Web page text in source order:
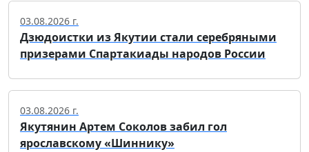
03.08.2026 г.
Дзюдоистки из Якутии стали серебряными
призерами Спартакиады народов России
03.08.2026 г.
Якутянин Артем Соколов забил гол
ярославскому «Шиннику»